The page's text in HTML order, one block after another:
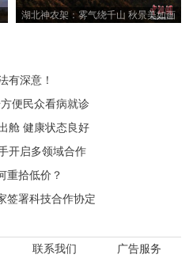
湖北神农架：雾气绕千山 秋景美如画
有深意！
便民众看病就诊
舱 健康状态良好
开启多领域合作
重拾低价？
签署科技合作协定
联系我们 广告服务